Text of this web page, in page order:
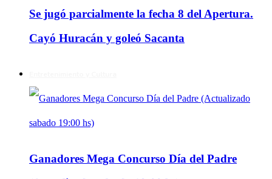
Se jugó parcialmente la fecha 8 del Apertura.
Cayó Huracán y goleó Sacanta
Ganadores Mega Concurso Día del Padre